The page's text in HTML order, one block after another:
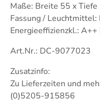
Maße: Breite 55 x
Fassung /
Energieeffizienzkl.: A++
Art.Nr.: DC-9077023
Zusatzinfo:
Zu Lieferzeiten und
(0)5205-915856